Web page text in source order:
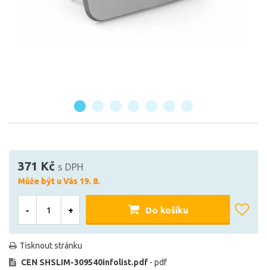
371 Kč s DPH
Může být u Vás 19. 8.
- + Do košíku
Tisknout stránku
CEN SHSLIM-309540infolist.pdf - pdf